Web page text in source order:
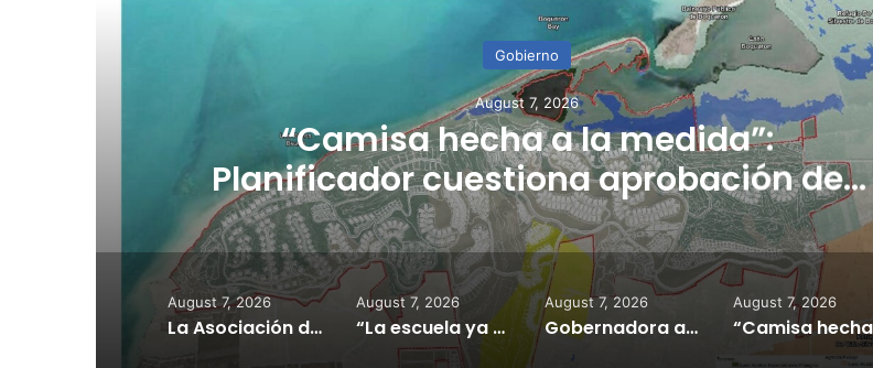
Gobierno
August 7, 2026
“Camisa hecha a la medida”:
Planificador cuestiona aprobación de
consulta de ubicación de Esencia
August 7, 2026
La Asociación de Hospitales de Puerto Rico exhorta a los pacientes a continuar sus citas, tratamientos y servicios médicos según programados
August 7, 2026
“La escuela ya no parece tan atractiva”: alertan sobre impacto de la tecnología en los jóvenes
August 7, 2026
Gobernadora activa la Guardia Nacional ante incendio forestal en Cayey
August 7, 2026